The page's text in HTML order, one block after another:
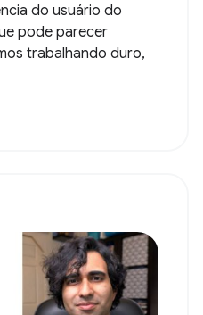
do usuário do
pode parecer
trabalhando duro,